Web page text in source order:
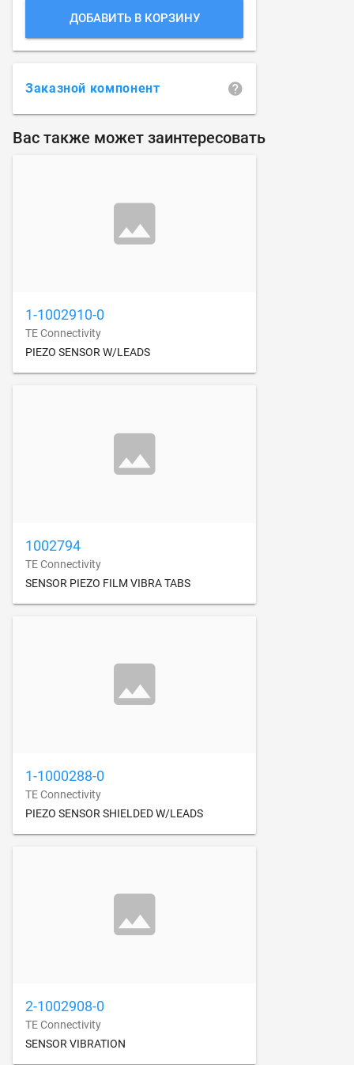
ДОБАВИТЬ В КОРЗИНУ
Заказной компонент
Вас также может заинтересовать
1-1002910-0
TE Connectivity
PIEZO SENSOR W/LEADS
1002794
TE Connectivity
SENSOR PIEZO FILM VIBRA TABS
1-1000288-0
TE Connectivity
PIEZO SENSOR SHIELDED W/LEADS
2-1002908-0
TE Connectivity
SENSOR VIBRATION